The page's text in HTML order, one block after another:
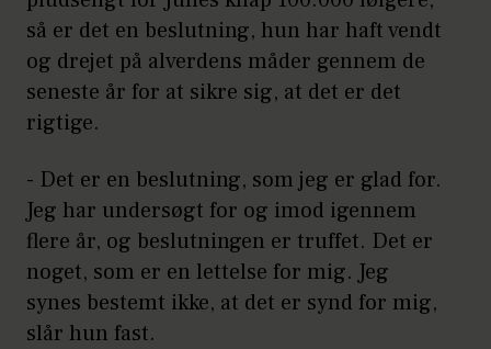
så er det en beslutning, hun har haft vendt
og drejet på alverdens måder gennem de
seneste år for at sikre sig, at det er det
rigtige.
- Det er en beslutning, som jeg er glad for.
Jeg har undersøgt for og imod igennem
flere år, og beslutningen er truffet. Det er
noget, som er en lettelse for mig. Jeg
synes bestemt ikke, at det er synd for mig,
slår hun fast.